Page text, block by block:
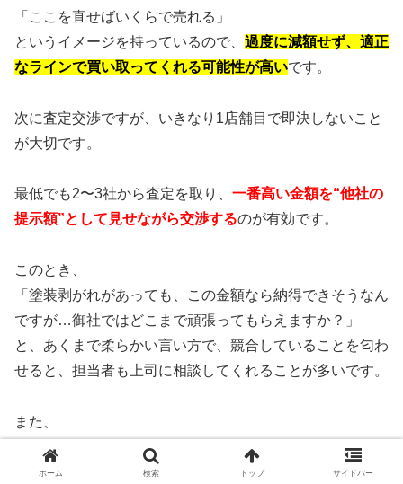
「ここを直せばいくらで売れる」
というイメージを持っているので、 過度に減額せず、適正
なラインで買い取ってくれる可能性が高いです。
次に査定交渉ですが、いきなり1店舗目で即決しないこと
が大切です。
最低でも2〜3社から査定を取り、 一番高い金額を“他社の
提示額”として見せながら交渉するのが有効です。
このとき、
「塗装剥がれがあっても、この金額なら納得できそうなん
ですが…御社ではどこまで頑張ってもらえますか？」
と、あくまで柔らかい言い方で、競合していることを匂わ
せると、担当者も上司に相談してくれることが多いです。
また、
・修復歴の有無
・整備記録簿や点検記録
ホーム 検索 トップ サイドバー